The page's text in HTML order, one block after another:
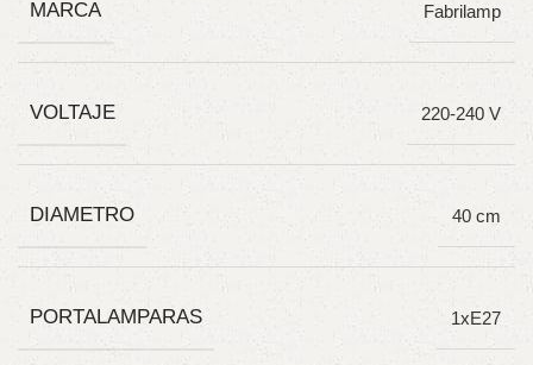
MARCA Fabrilamp
VOLTAJE 220-240 V
DIAMETRO 40 cm
PORTALAMPARAS 1xE27